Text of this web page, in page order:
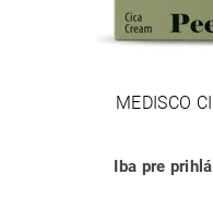
MEDISCO
Iba pre